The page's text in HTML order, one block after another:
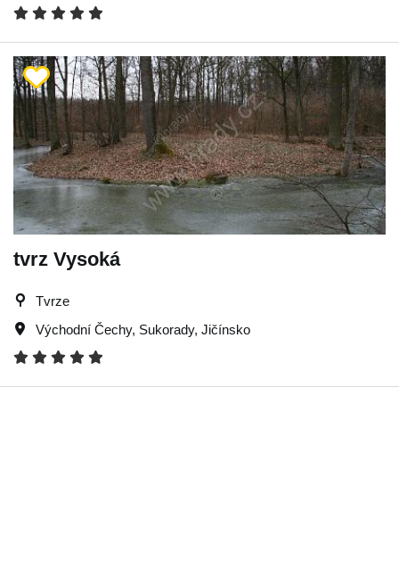
tvrz Vysoká
Tvrze
Východní Čechy, Sukorady, Jičínsko